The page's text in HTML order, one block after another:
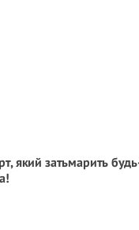
який затьмарить